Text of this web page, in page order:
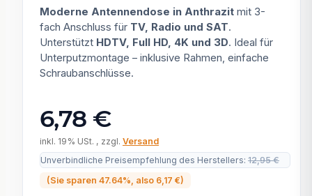
Moderne Antennendose in Anthrazit mit 3-
fach Anschluss für TV, Radio und SAT.
Unterstützt HDTV, Full HD, 4K und 3D. Ideal für
Unterputzmontage – inklusive Rahmen, einfache
Schraubanschlüsse.
6,78 €
inkl. 19% USt. , zzgl. Versand
Unverbindliche Preisempfehlung des Herstellers: 12,95 €
(Sie sparen 47.64% , also 6,17 €)